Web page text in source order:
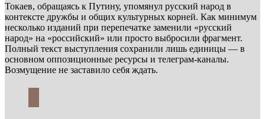
Токаев, обращаясь к Путину, упомянул русский народ в
контексте дружбы и общих культурных корней. Как минимум
несколько изданий при перепечатке заменили «русский
народ» на «российский» или просто выбросили фрагмент.
Полный текст выступления сохранили лишь единицы — в
основном оппозиционные ресурсы и телеграм-каналы.
Возмущение не заставило себя ждать.